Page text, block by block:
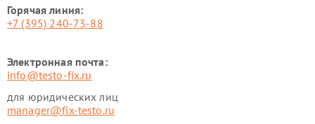
Горячая линия:
+7 (395) 240-73-88
Электронная почта:
info@testo-fix.ru
для юридических лиц
manager@fix-testo.ru